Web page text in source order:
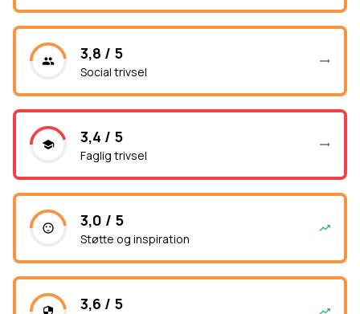
3,8 / 5
Social trivsel
3,4 / 5
Faglig trivsel
3,0 / 5
Støtte og inspiration
3,6 / 5